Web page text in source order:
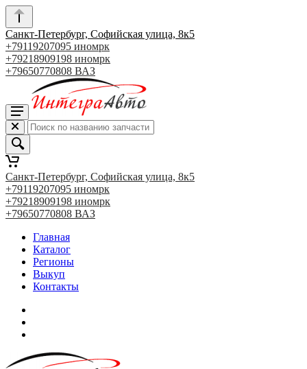
Санкт-Петербург, Софийская улица, 8к5
+79119207095 иномрк
+79218909198 иномрк
+79650770808 ВАЗ
Санкт-Петербург, Софийская улица, 8к5
+79119207095 иномрк
+79218909198 иномрк
+79650770808 ВАЗ
Главная
Каталог
Регионы
Выкуп
Контакты